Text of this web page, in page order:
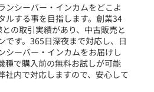
ンシーバー・インカムをどこよ
ルする事を目指します。創業34
の取引実績があり、中古販売と
です。365日深夜まで対応し、日
シーバー・インカムをお届けし
種で購入前の無料お試しが可能
社内で対応しますので、安心して